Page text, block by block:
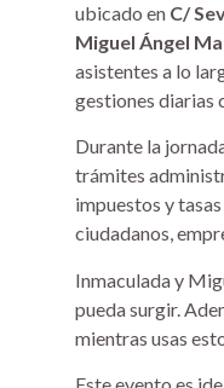
ubicado en C/
Miguel Ángel
asistentes a lo
gestiones diarias
Durante la
trámites
impuestos y
ciudadanos,
Inmaculada y
pueda surgir.
mientras usas